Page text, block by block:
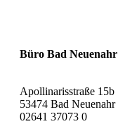
Büro Bad Neuenahr
Apollinarisstraße 15b
53474 Bad Neuenahr
02641 37073 0